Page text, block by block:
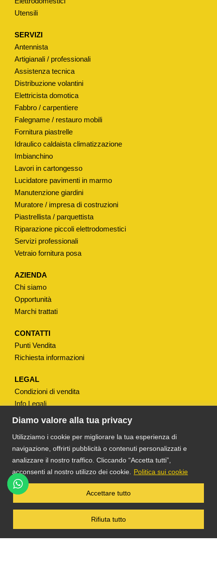
Diamo valore alla tua privacy
Utilizziamo i cookie per migliorare la tua esperienza di
navigazione, offrirti pubblicità o contenuti personalizzati e
analizzare il nostro traffico. Cliccando “Accetta tutti”,
acconsenti al nostro utilizzo dei cookie.
Politica sui cookie
Rifiuta tutto
Accettare tutto
C
S
S
E
T
T
A
T
P
G
E
B
E
R
T
a
Utensili
SERVIZI
Antennista
Artigianali / professionali
Assistenza tecnica
Distribuzione volantini
Elettricista domotica
Fabbro / carpentiere
Falegname / restauro mobili
Fornitura piastrelle
Idraulico caldaista climatizzazione
Imbianchino
Lavori in cartongesso
Lucidatore pavimenti in marmo
Manutenzione giardini
Muratore / impresa di costruzioni
Piastrellista / parquettista
Riparazione piccoli elettrodomestici
Servizi professionali
Vetraio fornitura posa
AZIENDA
Chi siamo
Opportunità
Marchi trattati
CONTATTI
Punti Vendita
Richiesta informazioni
LEGAL
Condizioni di vendita
Info Legali
Note Legali
TS DACOM
S.R.L. UNIPERSONALE P. IVA
03055900231 © COPYRIGHT 2025 TUTTI I